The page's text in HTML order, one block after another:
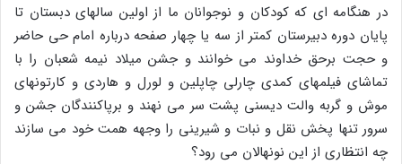
در هنگامه اى که کودکان و نوجوانان ما از اولین سالهاى دبستان تا
پایان دوره دبیرستان کمتر از سه یا چهار صفحه درباره امام حى حاضر
و حجت برحق خداوند مى خوانند و جشن میلاد نیمه شعبان را با
تماشاى فیلمهاى کمدى چارلى چاپلین و لورل و هاردى و کارتونهاى
موش و گربه والت دیسنى پشت سر مى نهند و برپاکنندگان جشن و
سرور تنها پخش نقل و نبات و شیرینى را وجهه همت خود مى سازند
چه انتظارى از این نونهالان مى رود؟